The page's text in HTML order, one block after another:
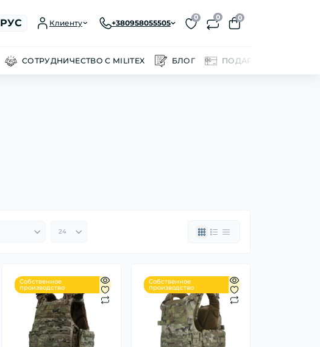
РУС Клиенту +380958055505
0 0 0
СОТРУДНИЧЕСТВО С MILITEX БЛОГ ПОДАРОЧНЫЕ
Собственное
производство
Собственное
производство